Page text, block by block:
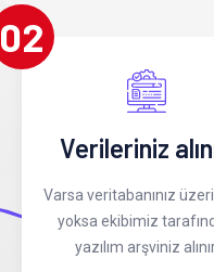
02
Verileriniz
Varsa veritabanınız
yoksa ekibimiz
yazılım arşviniz